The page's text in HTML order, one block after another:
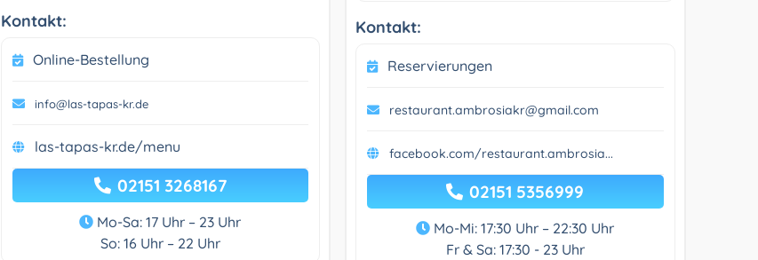
Kontakt:
Online-Bestellung
info@las-tapas-kr.de
las-tapas-kr.de/menu
02151 3268167
Mo-Sa: 17 Uhr – 23 Uhr
So: 16 Uhr – 22 Uhr
Kontakt:
Reservierungen
restaurant.ambrosiakr@gmail.com
facebook.com/restaurant.ambrosia...
02151 5356999
Mo-Mi: 17:30 Uhr – 22:30 Uhr
Fr & Sa: 17:30 - 23 Uhr